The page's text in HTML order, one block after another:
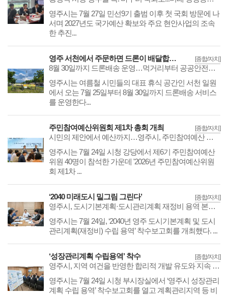
영주시는 7월 27일 민선9기 출범 이후 첫 국회 방문에 나
서며 2027년도 국가예산 확보와 주요 현안사업의 조속
한 추진...
[종합/자치]
영주 서천에서 주문하면 드론이 배달합니다
8월 30일까지 드론배송 운영…먹거리부터 공공안전까지 활용 확대
영주시는 여름철 시민들의 대표 휴식 공간인 서천 일원
에서 오는 7월 25일부터 8월 30일까지 드론배송 서비스
를 운영한다...
[종합/자치]
주민참여예산위원회 제1차 총회 개최
시민의 제안에서 예산까지…영주시, 주민참여예산 절차 본격 시작
영주시는 7월 24일 시청 강당에서 제6기 주민참여예산
위원 40명이 참석한 가운데 '2026년 주민참여예산위원
회 제1차 ...
[종합/자치]
‘2040 미래도시 밑그림 그린다’
영주시, 도시기본계획·도시관리계획 재정비 용역 본격 착수
영주시는 7월 24일, ‘2040년 영주 도시기본계획 및 도시
관리계획(재정비) 수립 용역’ 착수보고회를 개최했다. ...
[종합/자치]
‘성장관리계획 수립용역’ 착수
영주시, 지역 여건을 반영한 합리적 개발 유도와 지속 가능한 도시환경 조성
영주시는 7월 24일 시청 부시장실에서 ‘영주시 성장관리
계획 수립 용역’ 착수보고회를 열고 계획관리지역 등 비